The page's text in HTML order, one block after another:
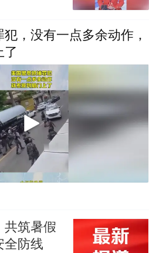
，没有一点多余动作，
了
共筑暑假
全防线